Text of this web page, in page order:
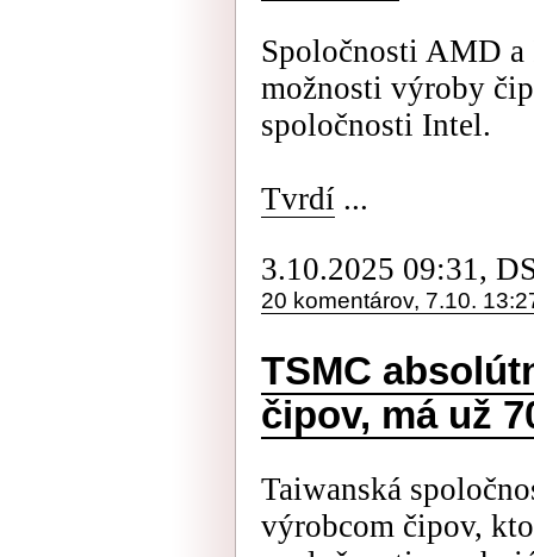
Spoločnosti AMD
možnosti výroby
spoločnosti Intel.
Tvrdí ...
3.10.2025 09:31,
20 komentárov, 7.10.
TSMC
čipov, má už
Taiwanská
výrobcom čipov,